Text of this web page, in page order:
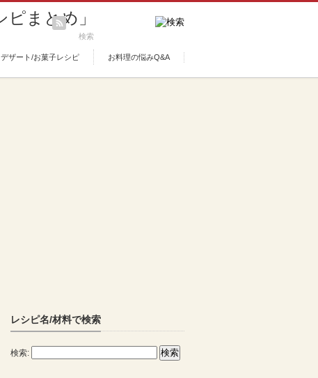
デザート/お菓子レシピ お料理の悩みQ&A
レシピ名/材料で検索
検索: